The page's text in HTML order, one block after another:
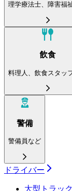
理学療法士、障害福
飲食
料理人、飲食スタッ
警備
警備員など
ドライバー
大型トラック